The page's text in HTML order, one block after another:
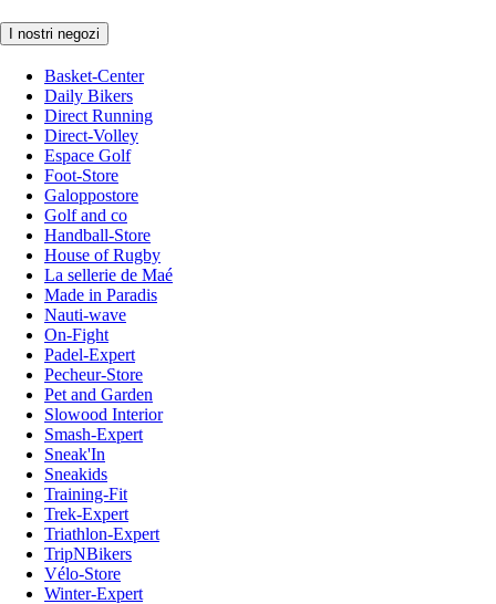
I nostri negozi
Basket-Center
Daily Bikers
Direct Running
Direct-Volley
Espace Golf
Foot-Store
Galoppostore
Golf and co
Handball-Store
House of Rugby
La sellerie de Maé
Made in Paradis
Nauti-wave
On-Fight
Padel-Expert
Pecheur-Store
Pet and Garden
Slowood Interior
Smash-Expert
Sneak'In
Sneakids
Training-Fit
Trek-Expert
Triathlon-Expert
TripNBikers
Vélo-Store
Winter-Expert